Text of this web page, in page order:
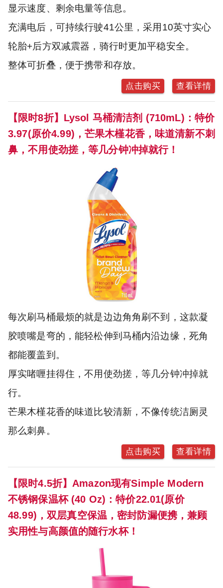
显示速度、剩余电量等信息。
充满电后，可持续行驶41公里，采用10英寸实心
轮胎+后方双减震器，骑行时更加平稳安全。
整体可折叠，便于携带和存放。
点击购买 查看详情
【限时8折】Lysol 马桶清洁剂 (710mL)：特价
3.97(原价4.99)，芒果木槿花香，味道清新不刺
鼻，不用使劲搓，等几分钟冲掉就行！
每次刷马桶最烦的就是边边角角刷不到，这款凝
胶喷嘴是弯的，能轻松伸到马桶内沿边缘，死角
都能覆盖到。
厚实啫喱挂得住，不用使劲搓，等几分钟冲掉就
行。
芒果木槿花香的味道比较清新，不像传统洁厕灵
那么刺鼻。
点击购买 查看详情
【限时4.5折】Amazon现有Simple Modern
不锈钢保温杯 (40 Oz)：特价22.01(原价
48.99)，双层真空保温，密封防漏便携，兼顾
实用性与高颜值的随行水杯！